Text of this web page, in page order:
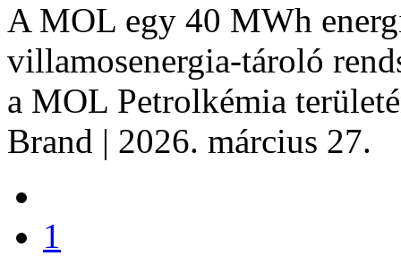
A MOL egy 40 MWh
villamosenergia-tároló
a MOL Petrolkémia
Brand | 2026. március 27.
1